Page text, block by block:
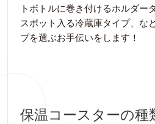
トボトルに巻き付けるホルダー
スポット入る冷蔵庫タイプ、な
プを選ぶお手伝いをします！
保温コースターの種